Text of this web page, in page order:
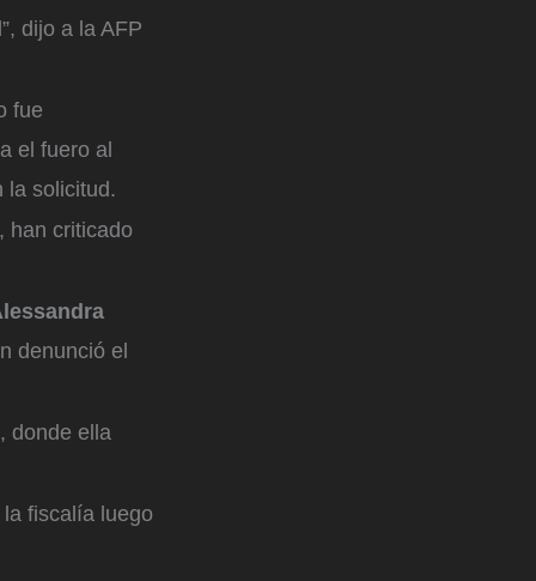
dijo a la AFP
fue
el fuero al
la solicitud.
han criticado
denunció el
donde ella
fiscalía luego